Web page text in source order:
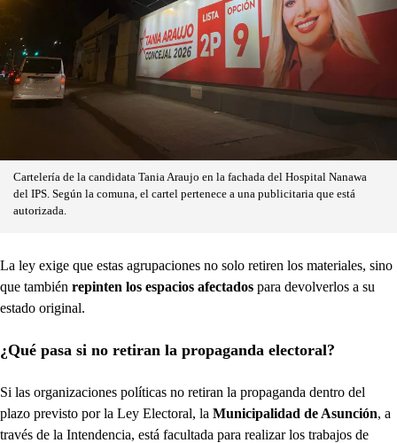
Cartelería de la candidata Tania Araujo en la fachada del Hospital Nanawa
del IPS. Según la comuna, el cartel pertenece a una publicitaria que está
autorizada.
La ley exige que estas agrupaciones no solo retiren los materiales, sino
que también repinten los espacios afectados para devolverlos a su
estado original.
¿Qué pasa si no retiran la propaganda electoral?
Si las organizaciones políticas no retiran la propaganda dentro del
plazo previsto por la Ley Electoral, la Municipalidad de Asunción, a
través de la Intendencia, está facultada para realizar los trabajos de